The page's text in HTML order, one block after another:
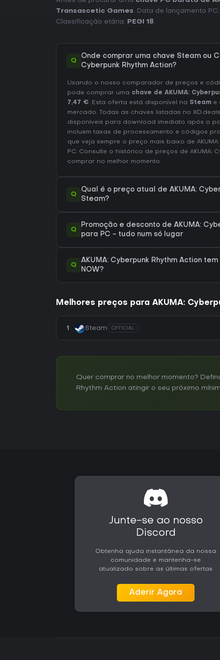
Transascetic Games. Data de lançamento
Classificação etária:
PEGI 18.
Q
Onde comprar uma chave Steam ou
Cyberpunk Rhythm Action?
Usando o nosso comparador de preços e
pode comprar uma chave de AKUMA:
7,47 €. Esta oferta está disponível na Steam e
mercado. Todas as chaves listadas no
disponíveis para download imediato após o
incluem taxas de processamento e códigos
que veja sempre o preço mais baixo de
PC. Consulte o histórico de preços de AKUMA:
comprar no melhor momento.
Q
Qual é o preço atual de AKUMA:
Steam?
Q
Promoção e desconto de AKUMA:
para PC - tudo num só lugar
Q
AKUMA: Cyberpunk Rhythm Action
NOW?
Melhores preços para AKUMA:
1 Steam OFFICIAL
Quer comprar no melhor momento?
Rhythm Action atingir o seu próximo
Junte-se ao nosso
Discord
Obtenha ajuda instantânea da nossa
comunidade e mantenha-se
atualizado sobre as últimas ofertas
Aderir Agora